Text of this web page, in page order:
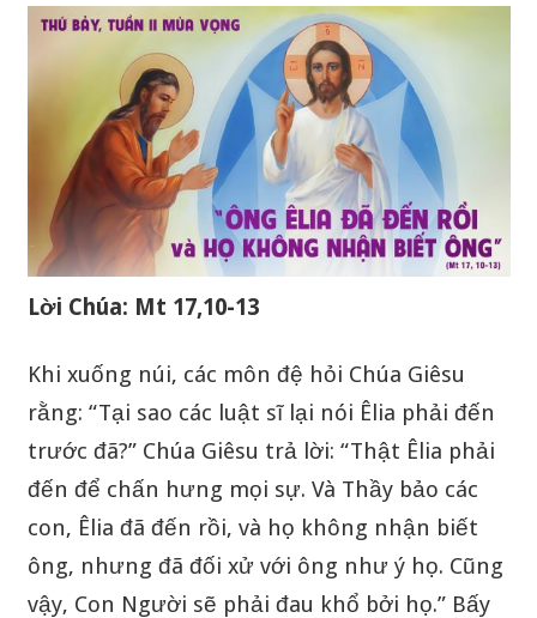
Lời Chúa: Mt 17,10-13
Khi xuống núi, các môn đệ hỏi Chúa Giêsu
rằng: “Tại sao các luật sĩ lại nói Êlia phải đến
trước đã?” Chúa Giêsu trả lời: “Thật Êlia phải
đến để chấn hưng mọi sự. Và Thầy bảo các
con, Êlia đã đến rồi, và họ không nhận biết
ông, nhưng đã đối xử với ông như ý họ. Cũng
vậy, Con Người sẽ phải đau khổ bởi họ.” Bấy